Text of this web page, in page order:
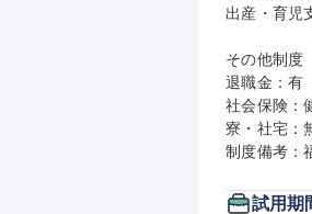
出産・育児
その他制度
退職金：有
社会保険：
寮・社宅：
制度備考：
試用期